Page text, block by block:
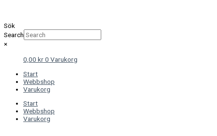
Sök
Search
×
0,00 kr0 Varukorg
Start
Webbshop
Varukorg
Start
Webbshop
Varukorg